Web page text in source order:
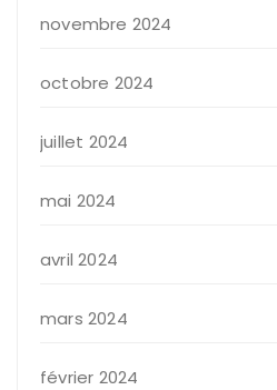
novembre 2024
octobre 2024
juillet 2024
mai 2024
avril 2024
mars 2024
février 2024